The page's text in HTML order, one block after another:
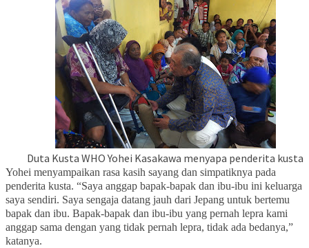
Duta Kusta WHO Yohei Kasakawa menyapa penderita kusta
Yohei menyampaikan rasa kasih sayang dan simpatiknya pada
penderita kusta. “Saya anggap bapak-bapak dan ibu-ibu ini keluarga
saya sendiri. Saya sengaja datang jauh dari Jepang untuk bertemu
bapak dan ibu. Bapak-bapak dan ibu-ibu yang pernah lepra kami
anggap sama dengan yang tidak pernah lepra, tidak ada bedanya,”
katanya.